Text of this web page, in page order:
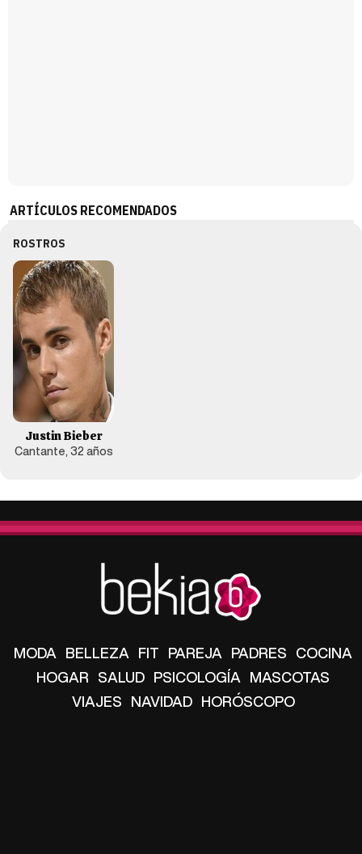
ARTÍCULOS RECOMENDADOS
ROSTROS
Justin Bieber
Cantante, 32 años
MODA BELLEZA FIT PAREJA PADRES COCINA
HOGAR SALUD PSICOLOGÍA MASCOTAS
VIAJES NAVIDAD HORÓSCOPO